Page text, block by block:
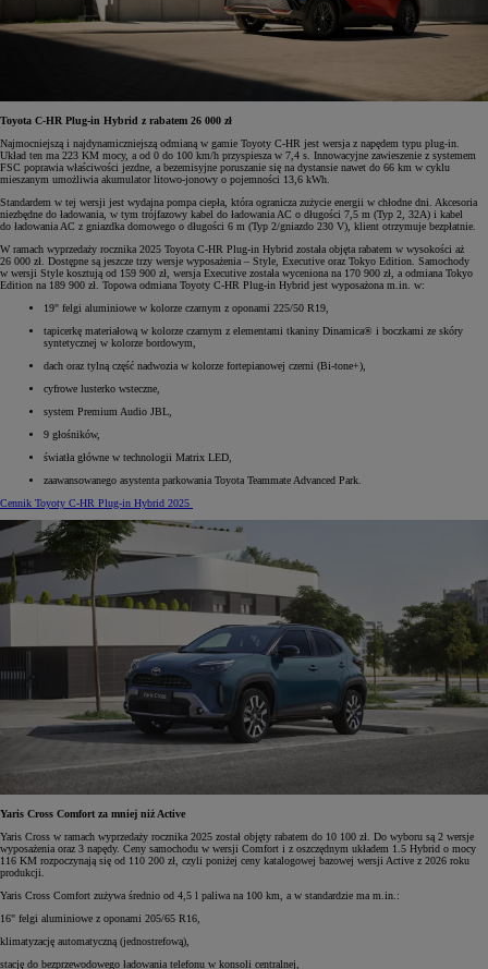
Toyota C-HR Plug-in Hybrid z rabatem 26 000 zł
Najmocniejszą i najdynamiczniejszą odmianą w gamie Toyoty C-HR jest wersja z napędem typu plug-in.
Układ ten ma 223 KM mocy, a od 0 do 100 km/h przyspiesza w 7,4 s. Innowacyjne zawieszenie z systemem
FSC poprawia właściwości jezdne, a bezemisyjne poruszanie się na dystansie nawet do 66 km w cyklu
mieszanym umożliwia akumulator litowo-jonowy o pojemności 13,6 kWh.
Standardem w tej wersji jest wydajna pompa ciepła, która ogranicza zużycie energii w chłodne dni. Akcesoria
niezbędne do ładowania, w tym trójfazowy kabel do ładowania AC o długości 7,5 m (Typ 2, 32A) i kabel
do ładowania AC z gniazdka domowego o długości 6 m (Typ 2/gniazdo 230 V), klient otrzymuje bezpłatnie.
W ramach wyprzedaży rocznika 2025 Toyota C-HR Plug-in Hybrid została objęta rabatem w wysokości aż
26 000 zł. Dostępne są jeszcze trzy wersje wyposażenia – Style, Executive oraz Tokyo Edition. Samochody
w wersji Style kosztują od 159 900 zł, wersja Executive została wyceniona na 170 900 zł, a odmiana Tokyo
Edition na 189 900 zł. Topowa odmiana Toyoty C-HR Plug-in Hybrid jest wyposażona m.in. w:
19" felgi aluminiowe w kolorze czarnym z oponami 225/50 R19,
tapicerkę materiałową w kolorze czarnym z elementami tkaniny Dinamica® i boczkami ze skóry
syntetycznej w kolorze bordowym,
dach oraz tylną część nadwozia w kolorze fortepianowej czerni (Bi-tone+),
cyfrowe lusterko wsteczne,
system Premium Audio JBL,
9 głośników,
światła główne w technologii Matrix LED,
zaawansowanego asystenta parkowania Toyota Teammate Advanced Park.
Cennik Toyoty C-HR Plug-in Hybrid 2025
Yaris Cross Comfort za mniej niż Active
Yaris Cross w ramach wyprzedaży rocznika 2025 został objęty rabatem do 10 100 zł. Do wyboru są 2 wersje
wyposażenia oraz 3 napędy. Ceny samochodu w wersji Comfort i z oszczędnym układem 1.5 Hybrid o mocy
116 KM rozpoczynają się od 110 200 zł, czyli poniżej ceny katalogowej bazowej wersji Active z 2026 roku
produkcji.
Yaris Cross Comfort zużywa średnio od 4,5 l paliwa na 100 km, a w standardzie ma m.in.:
16" felgi aluminiowe z oponami 205/65 R16,
klimatyzację automatyczną (jednostrefową),
stację do bezprzewodowego ładowania telefonu w konsoli centralnej,